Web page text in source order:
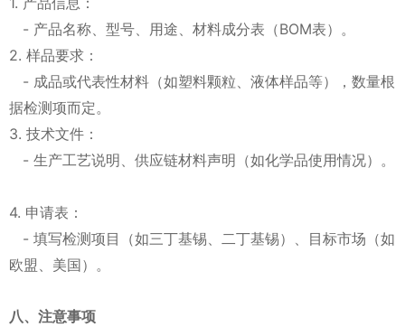
- 产品名称、型号、用途、材料成分表（BOM表）。
2. 样品要求：
- 成品或代表性材料（如塑料颗粒、液体样品等），数量根
据检测项而定。
3. 技术文件：
- 生产工艺说明、供应链材料声明（如化学品使用情况）。
4. 申请表：
- 填写检测项目（如三丁基锡、二丁基锡）、目标市场（如
欧盟、美国）。
八、注意事项